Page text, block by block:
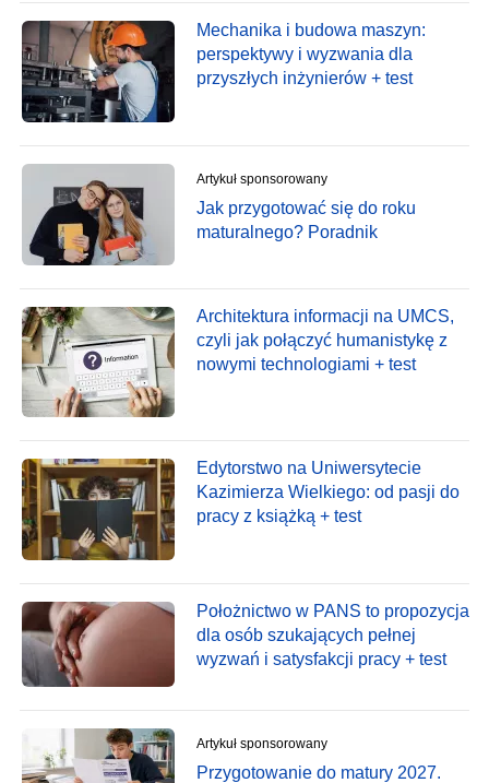
Mechanika i budowa maszyn:
perspektywy i wyzwania dla
przyszłych inżynierów + test
Artykuł sponsorowany
Jak przygotować się do roku
maturalnego? Poradnik
Architektura informacji na UMCS,
czyli jak połączyć humanistykę z
nowymi technologiami + test
Edytorstwo na Uniwersytecie
Kazimierza Wielkiego: od pasji do
pracy z książką + test
Położnictwo w PANS to propozycja
dla osób szukających pełnej
wyzwań i satysfakcji pracy + test
Artykuł sponsorowany
Przygotowanie do matury 2027.